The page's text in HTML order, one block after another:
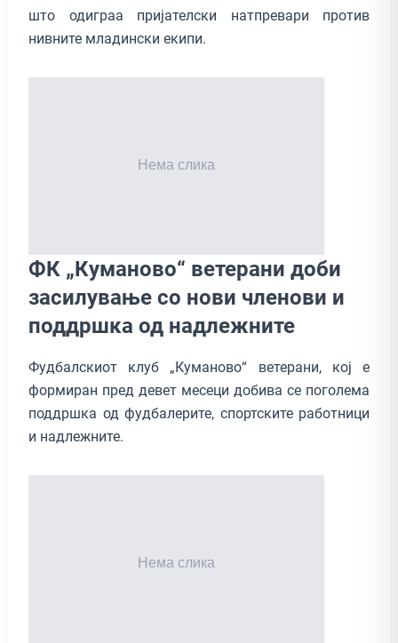
што одиграа пријателски натпревари против
нивните младински екипи.
ФК „Куманово“ ветерани доби
засилување со нови членови и
поддршка од надлежните
Фудбалскиот клуб „Куманово“ ветерани, кој е
формиран пред девет месеци добива се поголема
поддршка од фудбалерите, спортските работници
и надлежните.